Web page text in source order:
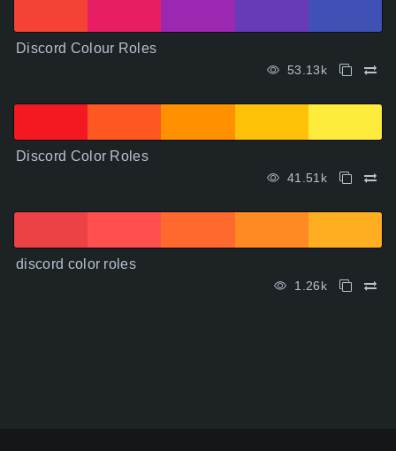
Discord Colour Roles
53.13k
Discord Color Roles
41.51k
discord color roles
1.26k